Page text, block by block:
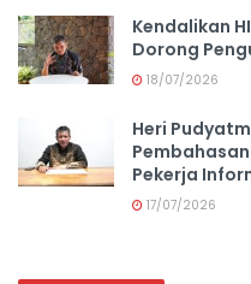
Kendalikan
Dorong
18/07/2026
Heri
Pekerja
17/07/2026